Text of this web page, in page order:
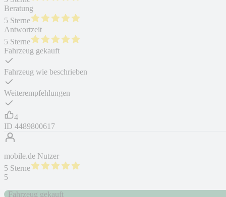
Beratung
5 Sterne
Antwortzeit
5 Sterne
Fahrzeug gekauft
Fahrzeug wie beschrieben
Weiterempfehlungen
4
ID 4489800617
mobile.de Nutzer
5 Sterne
5
Fahrzeug gekauft